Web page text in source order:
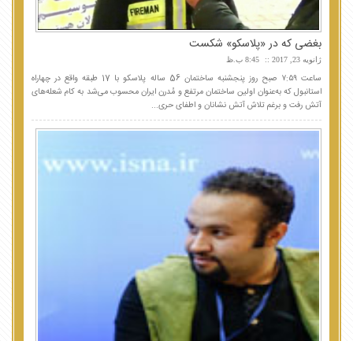
بغضی که در «پلاسکو» شکست
ژانویه 23, 2017 8:45 ب.ظ
ساعت ۷:۵۹ صبح روز پنجشنبه ساختمان 56 ساله پلاسکو با 17 طبقه واقع در چهاراه
استانبول که به‌عنوان اولین ساختمان مرتفع و مُدرن ایران محسوب می‌شد به کام شعله‌های
آتش رفت و برغم تلاش آتش نشانان و اطفای حری...